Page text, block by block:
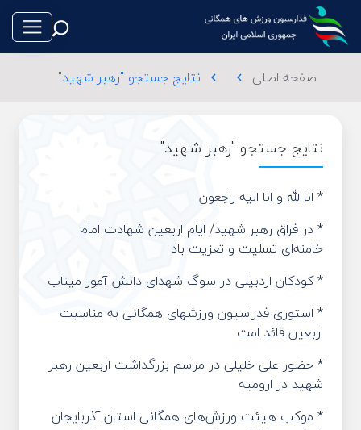
صفحه اصلی chevron_left
chevron_left نتایج جستجو "رهبر شهید"
نتایج جستجو "رهبر شهید"
* انا لله و انا الیه راجعون
* در فراق رهبر شهید/ ایام اربعین شهادت امام
خامنه‌ای تسلیت و تعزیت باد
* کودکان اردبیلی در سوگ شهدای دانش آموز میناب
* استوری فدراسیون ورزشهای همگانی به مناسبت
اربعین قائد امت
* حضور علی خلیلی در مراسم بزرگداشت اربعین رهبر
شهید در ارومیه
* موکب هیئت ورزش‌های همگانی استان آذربایجان
طناب بازی
والیبال
تکواندو